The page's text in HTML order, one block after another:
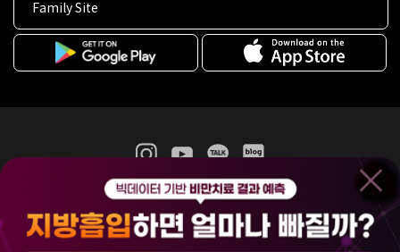
Family Site
365mc 병·의원 이용약관
홈페이지 이용약관
비급여진료수가
(주)365mcㅣ서울특별시 서초구 서초대로52길 7, 3~4층(서초동, 제일빌딩)